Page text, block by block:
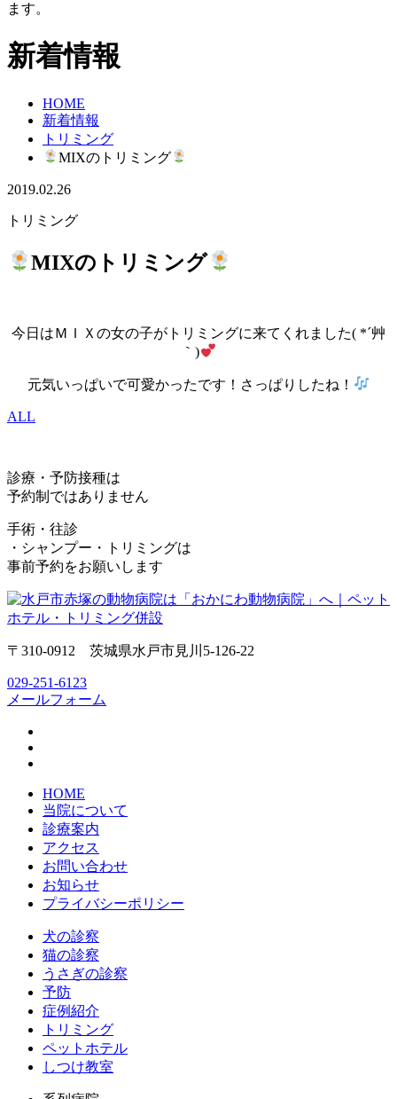
ます。
新着情報
HOME
新着情報
トリミング
MIXのトリミング
2019.02.26
トリミング
MIXのトリミング
今日はＭＩＸの女の子がトリミングに来てくれました( *´艸
｀)
元気いっぱいで可愛かったです！さっぱりしたね！
ALL
診療・予防接種は
予約制ではありません
手術・往診
・シャンプー・トリミングは
事前予約をお願いします
〒310-0912 茨城県水戸市見川5-126-22
029-251-6123
メールフォーム
HOME
当院について
診療案内
アクセス
お問い合わせ
お知らせ
プライバシーポリシー
犬の診察
猫の診察
うさぎの診察
予防
症例紹介
トリミング
ペットホテル
しつけ教室